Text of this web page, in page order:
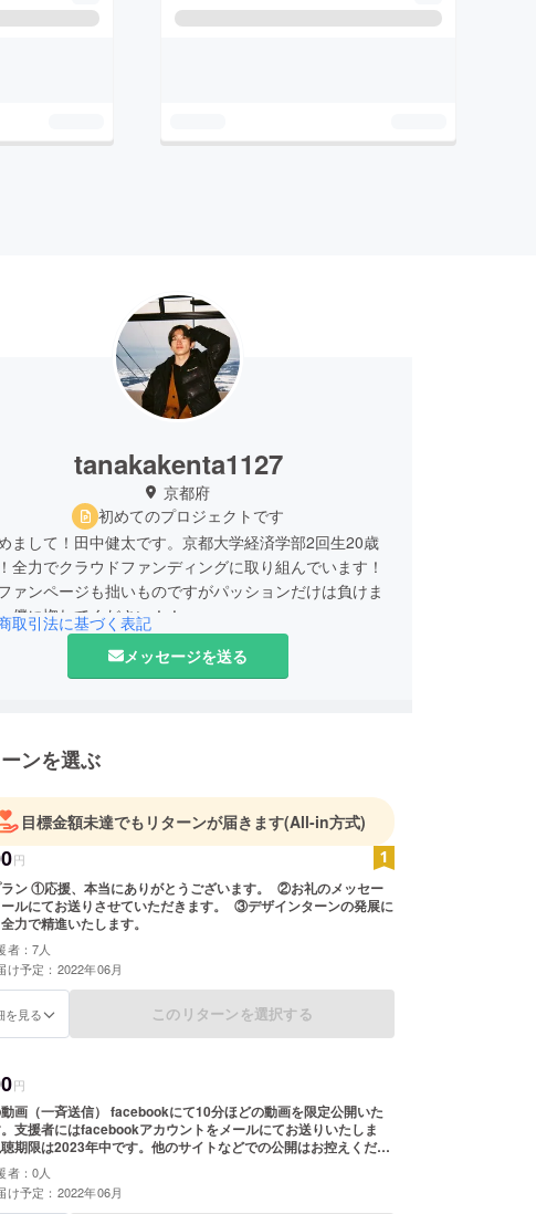
tanakakenta1127
京都府
初めてのプロジェクトです
まして！田中健太です。京都大学経済学部2回生20歳
全力でクラウドファンディングに取り組んでいます！
ァンページも拙いものですがパッションだけは負けま
僕に惚れてください！！
取引法に基づく表記
メッセージを送る
ンを選ぶ
目標金額未達でもリターンが届きます(All-in方式)
円
ン ①応援、本当にありがとうございます。 ②お礼のメッセー
ルにてお送りさせていただきます。 ③デザインターンの発展に
力で精進いたします。
者：7人
け予定：2022年06月
を見る このリターンを選択する
円
画（一斉送信） facebookにて10分ほどの動画を限定公開いた
支援者にはfacebookアカウントをメールにてお送りいたしま
期限は2023年中です。他のサイトなどでの公開はお控えくださ
者：0人
け予定：2022年06月